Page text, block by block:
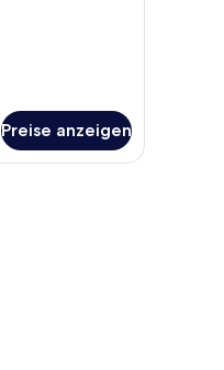
Preise anzeigen